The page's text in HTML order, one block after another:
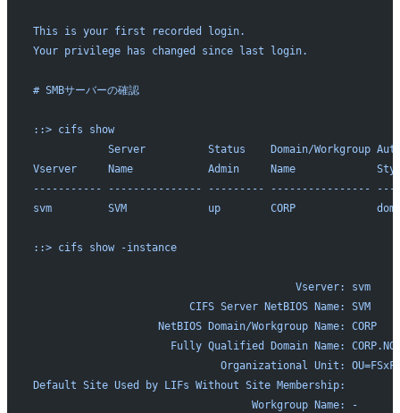
This is your first recorded login.
Your privilege has changed since last login.
# SMBサーバーの確認
::> cifs show
Server          Status    Domain/Workgroup
Vserver     Name            Admin     Name
----------- --------------- --------- ----------------
svm         SVM             up        CORP
::> cifs show -instance
                                          Vserver: svm
                         CIFS Server NetBIOS Name: SVM
                    NetBIOS Domain/Workgroup Name: CORP
Fully Qualified Domain Name:
Organizational Unit:
Default Site Used by LIFs Without Site Membership:
                                   Workgroup Name: -